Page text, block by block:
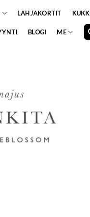
LAHJAKORTIT
BLOGI ME